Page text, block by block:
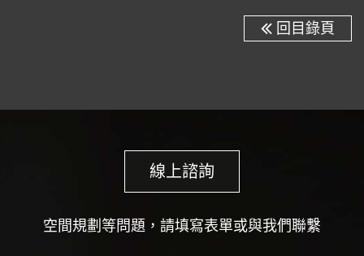
回目錄頁
線上諮詢
空間規劃等問題，請填寫表單或與我們聯繫